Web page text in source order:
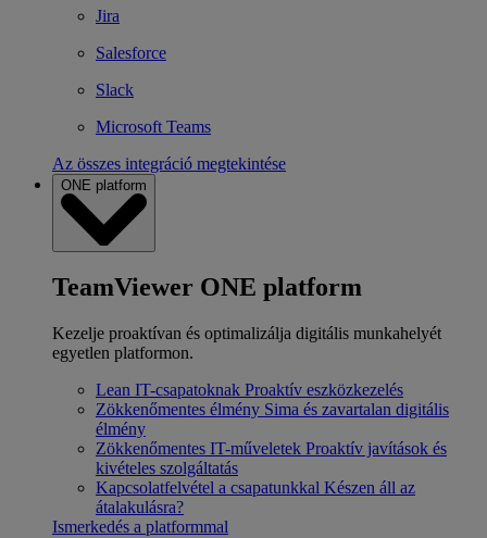
Jira
Salesforce
Slack
Microsoft Teams
Az összes integráció megtekintése
ONE platform
TeamViewer ONE platform
Kezelje proaktívan és optimalizálja digitális munkahelyét
egyetlen platformon.
Lean IT-csapatoknak Proaktív eszközkezelés
Zökkenőmentes élmény Sima és zavartalan digitális
élmény
Zökkenőmentes IT-műveletek Proaktív javítások és
kivételes szolgáltatás
Kapcsolatfelvétel a csapatunkkal Készen áll az
átalakulásra?
Ismerkedés a platformmal